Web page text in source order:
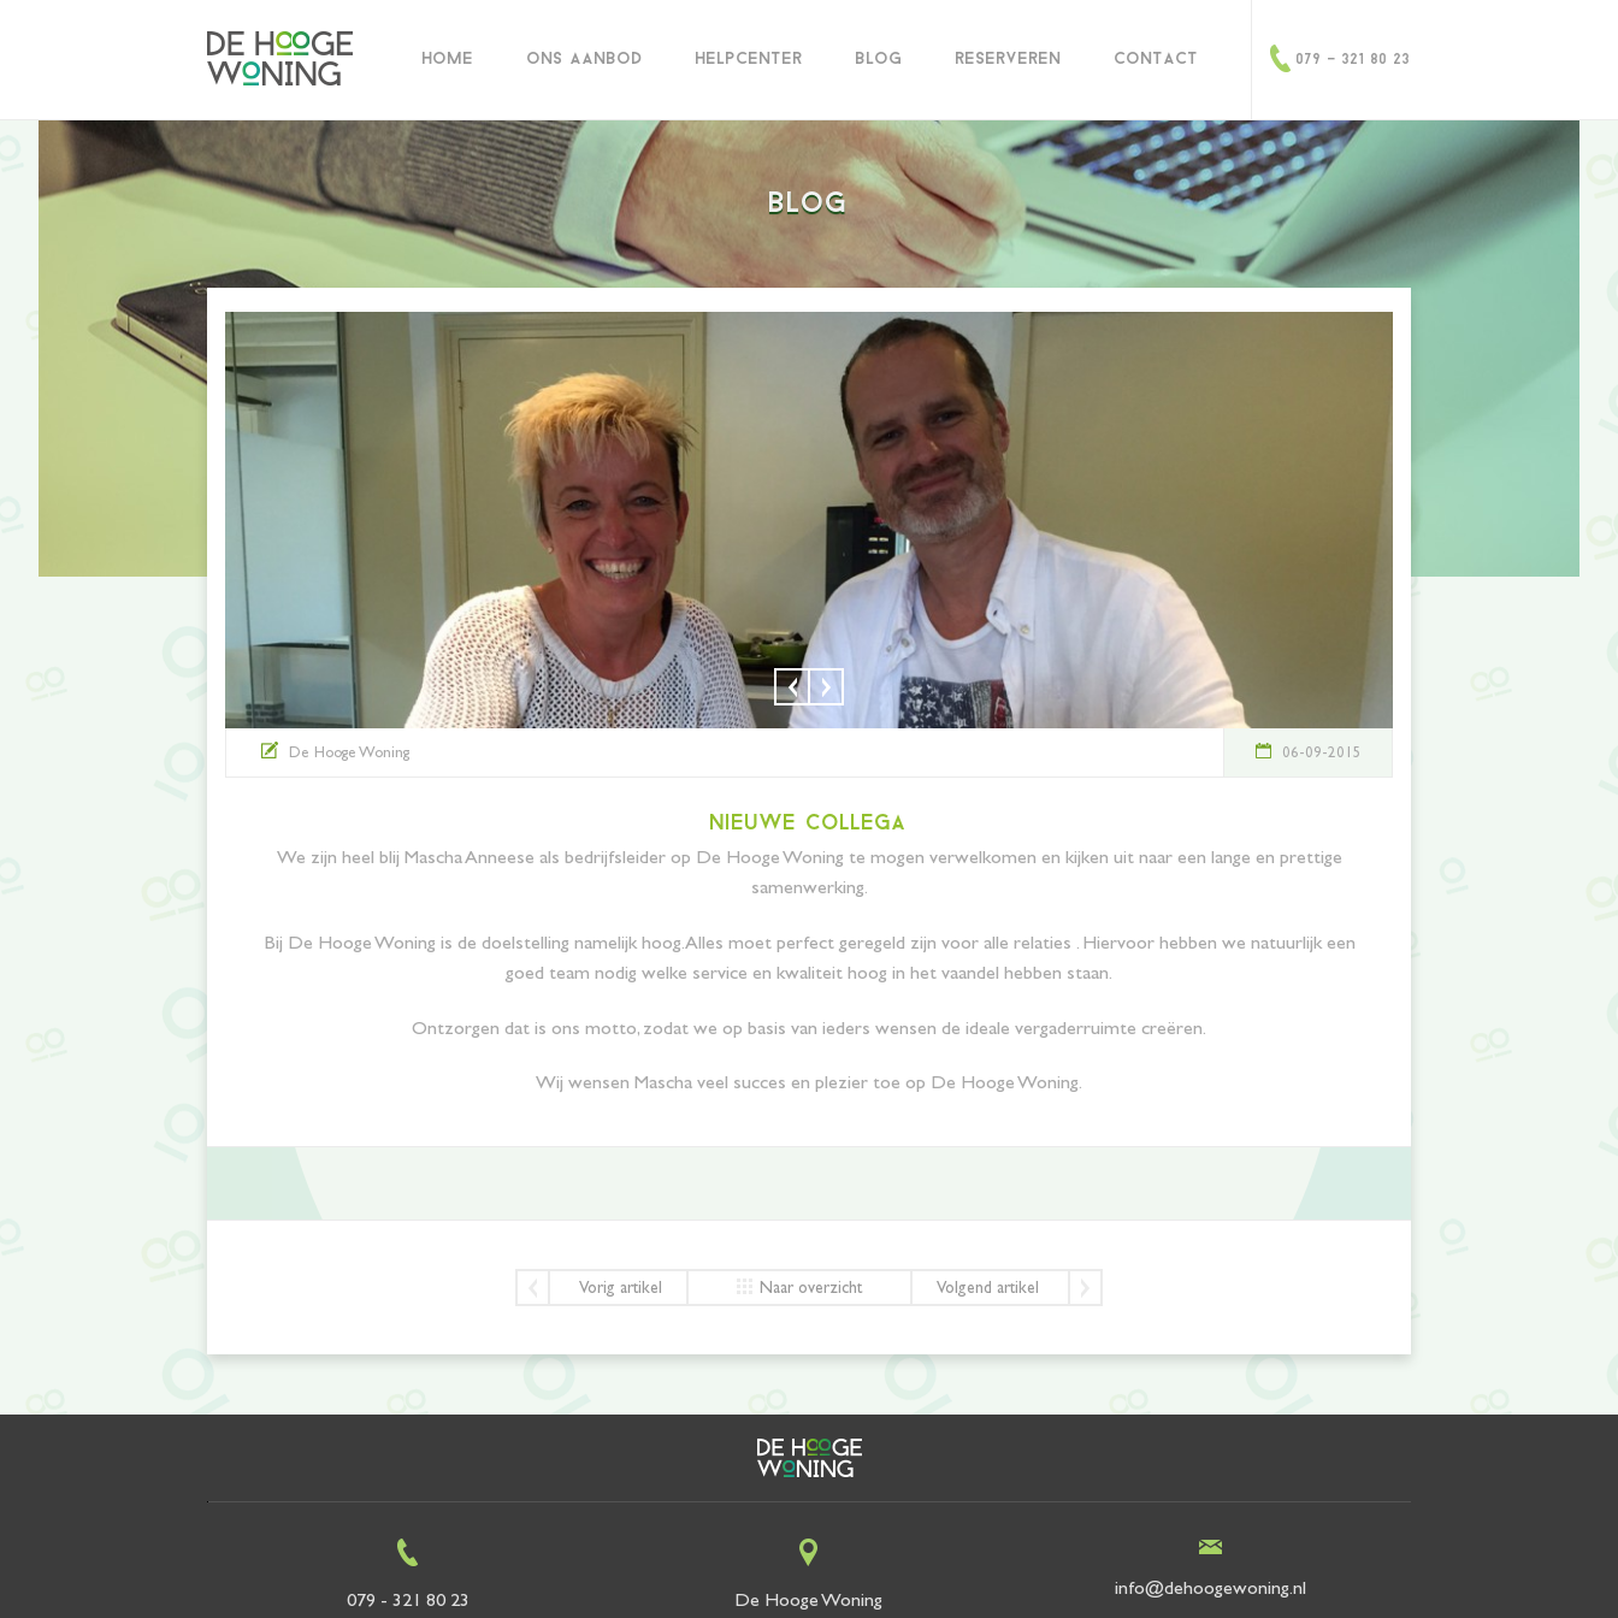
home ons aanbod
vergaderruimtes workshopruimtes werkplekken werkunits
helpcenter blog reserveren contact 079 - 321 80 23
blog
De Hooge Woning 06-09-2015
nieuwe collega
We zijn heel blij Mascha Anneese als bedrijfsleider op De Hooge Woning te mogen verwelkomen en kijken uit naar een lange en prettige
samenwerking.
Bij De Hooge Woning is de doelstelling namelijk hoog. Alles moet perfect geregeld zijn voor alle relaties . Hiervoor hebben we natuurlijk een
goed team nodig welke service en kwaliteit hoog in het vaandel hebben staan.
Ontzorgen dat is ons motto, zodat we op basis van ieders wensen de ideale vergaderruimte creëren.
Wij wensen Mascha veel succes en plezier toe op De Hooge Woning.
Vorig artikel Naar overzicht Volgend artikel
079 - 321 80 23 De Hooge Woning
info@dehoogewoning.nl